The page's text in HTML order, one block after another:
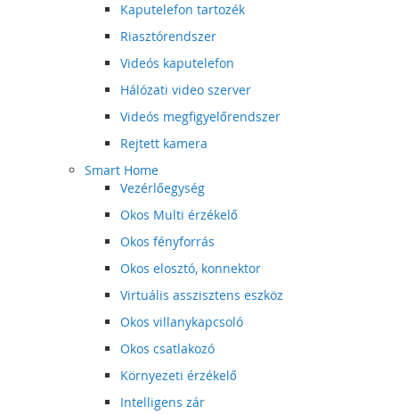
Kaputelefon tartozék
Riasztórendszer
Videós kaputelefon
Hálózati video szerver
Videós megfigyelőrendszer
Rejtett kamera
Smart Home
Vezérlőegység
Okos Multi érzékelő
Okos fényforrás
Okos elosztó, konnektor
Virtuális asszisztens eszköz
Okos villanykapcsoló
Okos csatlakozó
Környezeti érzékelő
Intelligens zár